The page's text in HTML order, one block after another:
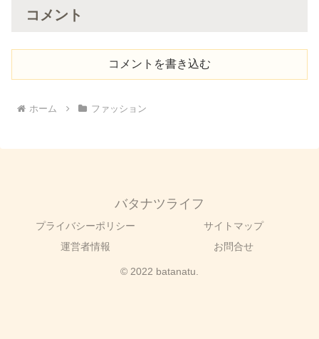
コメント
コメントを書き込む
ホーム ファッション
バタナツライフ
プライバシーポリシー
サイトマップ
運営者情報
お問合せ
© 2022 batanatu.